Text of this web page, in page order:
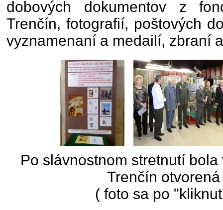
dobových dokumentov z
Trenčín, fotografií, poštových
vyznamenaní a medailí, zbraní
Po slávnostnom stretnutí
Trenčín
( foto sa po